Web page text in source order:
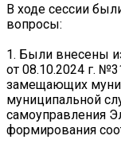
В ходе сессии
вопросы:
1. Были внесены
от 08.10.2024 г.
замещающих
муниципальной
самоуправления
формирования